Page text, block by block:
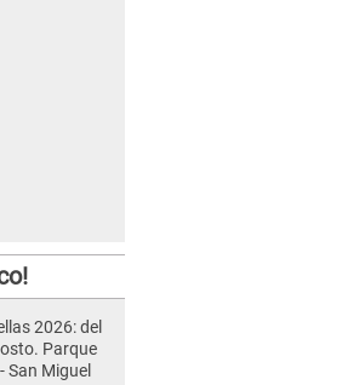
2026: del
Parque
San Miguel